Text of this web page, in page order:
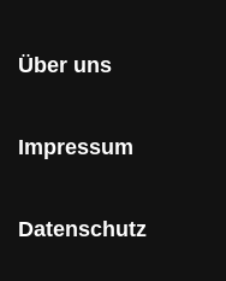
Über uns
Impressum
Datenschutz